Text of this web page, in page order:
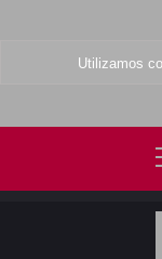
Utilizamos